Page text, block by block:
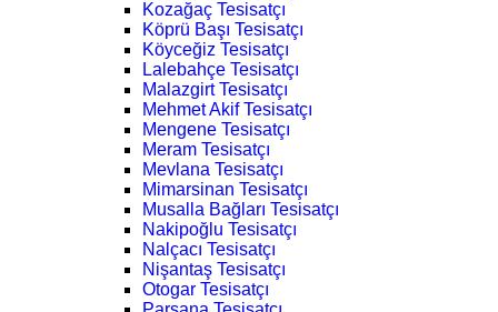
Kozağaç Tesisatçı
Köprü Başı Tesisatçı
Köyceğiz Tesisatçı
Lalebahçe Tesisatçı
Malazgirt Tesisatçı
Mehmet Akif Tesisatçı
Mengene Tesisatçı
Meram Tesisatçı
Mevlana Tesisatçı
Mimarsinan Tesisatçı
Musalla Bağları Tesisatçı
Nakipoğlu Tesisatçı
Nalçacı Tesisatçı
Nişantaş Tesisatçı
Otogar Tesisatçı